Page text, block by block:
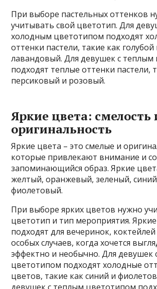
При выборе пастельных оттенков
учитывать свой цветотип. Для
холодным цветотипом подходят
оттенки пастели, такие как голубой
лавандовый. Для девушек с
подходят теплые оттенки пастели,
персиковый и розовый.
Яркие цвета: смелость
оригинальность
Яркие цвета – это смелые и
которые привлекают внимание и
запоминающийся образ. Яркие
желтый, оранжевый, зеленый,
фиолетовый.
При выборе ярких цветов нужно
цветотип и тип мероприятия.
подходят для вечеринок, коктейлей
особых случаев, когда хочется
эффектно и необычно. Для девушек
цветотипом подходят холодные
цветов, такие как синий и